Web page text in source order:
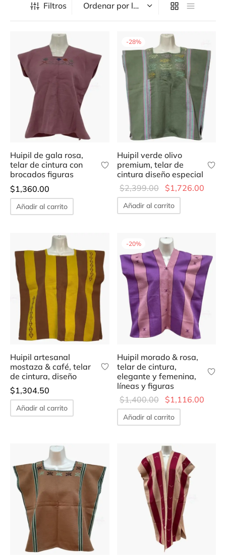
Filtros
Huipil de gala rosa,
telar de cintura con
brocados figuras
$1,360.00
Añadir al carrito
-28%
Huipil verde olivo
premium, telar de
cintura diseño especial
$2,399.00
Original
price was:
$2,399.00.
$1,726.00
Añadir al carrito
Huipil artesanal
mostaza & café, telar
de cintura, diseño
$1,304.50
Añadir al carrito
-20%
Huipil morado & rosa,
telar de cintura,
elegante y femenina,
líneas y figuras
$1,400.00
Original
price was:
$1,400.00.
$1,116.00
Añadir al carrito